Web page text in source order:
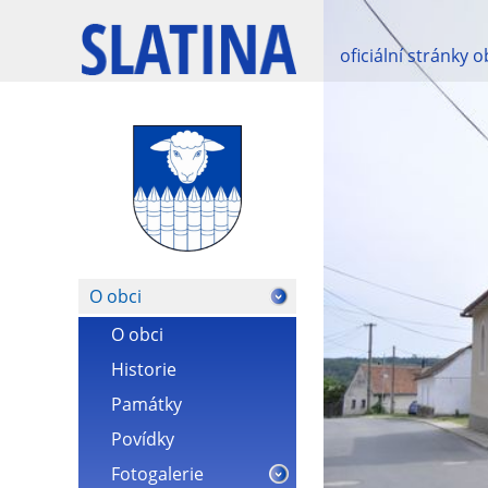
O obci
O obci
Historie
Památky
Povídky
Fotogalerie
oficiální stránky